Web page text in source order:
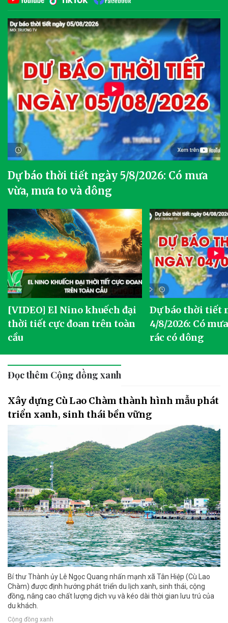
Dự báo thời tiết ngày 5/8/2026: Có mưa
vừa, mưa to và dông
[VIDEO] El Nino khuếch đại
thời tiết cực đoan trên toàn
cầu
Dự báo thời tiết
4/8/2026: Có
rác có dông
Đọc thêm Cộng đồng xanh
Xây dựng Cù Lao Chàm thành hình mẫu phát
triển xanh, sinh thái bền vững
Bí thư Thành ủy Lê Ngọc Quang nhấn mạnh xã Tân Hiệp (Cù Lao
Chàm) được định hướng phát triển du lịch xanh, sinh thái, cộng
đồng, nâng cao chất lượng dịch vụ và kéo dài thời gian lưu trú của
du khách.
Cộng đồng xanh